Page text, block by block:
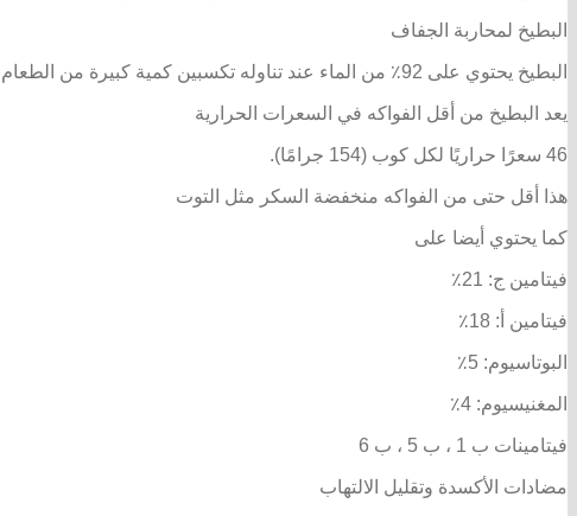
البطيخ لمحاربة الجفاف
البطيخ يحتوي على 92٪ من الماء عند تناوله تكسبين كمية كبيرة من الطعام بدون الكثير من السعرات الحرارية.
يعد البطيخ من أقل الفواكه في السعرات الحرارية
46 سعرًا حراريًا لكل كوب (154 جرامًا).
هذا أقل حتى من الفواكه منخفضة السكر مثل التوت
كما يحتوي أيضا على
فيتامين ج: 21٪
فيتامين أ: 18٪
البوتاسيوم: 5٪
المغنيسيوم: 4٪
فيتامينات ب 1 ، ب 5 ، ب 6
مضادات الأكسدة وتقليل الالتهاب